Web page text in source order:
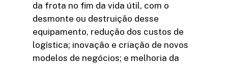
da frota no fim da vida útil, com o
desmonte ou destruição desse
equipamento, redução dos custos de
logística; inovação e criação de novos
modelos de negócios; e melhoria da